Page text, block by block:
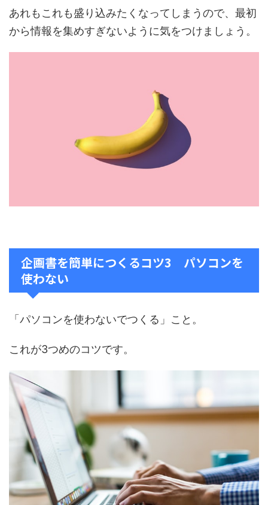
あれもこれも盛り込みたくなってしまうので、最初
から情報を集めすぎないように気をつけましょう。
企画書を簡単につくるコツ3 パソコンを
使わない
「パソコンを使わないでつくる」こと。
これが3つめのコツです。